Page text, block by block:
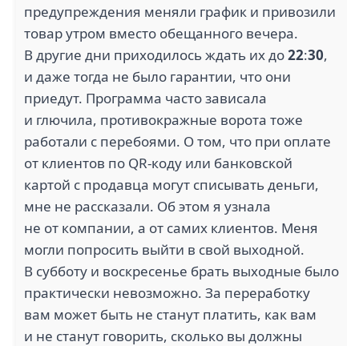
предупреждения меняли график и привозили
товар утром вместо обещанного вечера.
В другие дни приходилось ждать их до22:30,
и даже тогда не было гарантии, что они
приедут. Программа часто зависала
и глючила, противокражные ворота тоже
работали с перебоями. О том, что при оплате
от клиентов по QR-коду или банковской
картой с продавца могут списывать деньги,
мне не рассказали. Об этом я узнала
не от компании, а от самих клиентов. Меня
могли попросить выйти в свой выходной.
В субботу и воскресенье брать выходные было
практически невозможно. За переработку
вам может быть не станут платить, как вам
и не станут говорить, сколько вы должны